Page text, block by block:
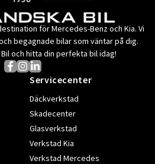
för Mercedes-Benz och Kia. Vi
begagnade bilar som väntar på dig.
och hitta din perfekta bil idag!
Servicecenter
Däckverkstad
Skadecenter
Glasverkstad
Verkstad Kia
Verkstad Mercedes